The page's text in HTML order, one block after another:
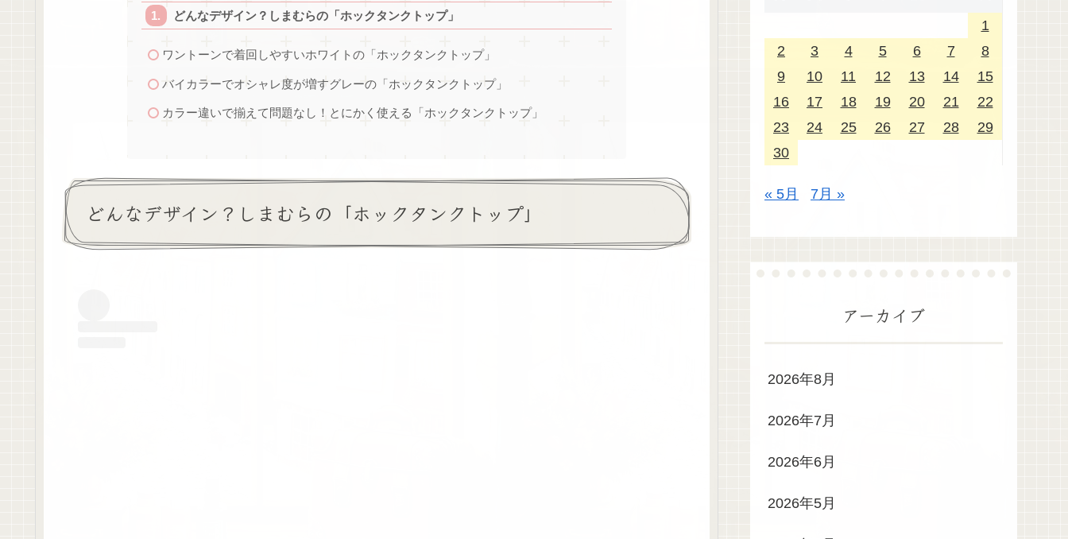
どんなデザイン？しまむらの「ホックタンクトップ」
ワントーンで着回しやすいホワイトの「ホックタンクトップ」
バイカラーでオシャレ度が増すグレーの「ホックタンクトップ」
カラー違いで揃えて問題なし！とにかく使える「ホックタンクトップ」
どんなデザイン？しまむらの「ホックタンクトップ」
1
2
3 4 5 6 7
8
9
10 11 12 13 14
15
16
17 18 19 20 21
22
23
24 25 26 27 28
29
30
« 5月 7月 »
アーカイブ
2026年8月
2026年7月
2026年6月
2026年5月